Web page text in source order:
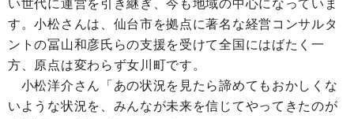
い世代に運営を引き継ぎ、今も地域の中心になっていま
す。小松さんは、仙台市を拠点に著名な経営コンサルタ
ントの冨山和彦氏らの支援を受けて全国にはばたく一
方、原点は変わらず女川町です。
小松洋介さん「あの状況を見たら諦めてもおかしくな
いような状況を、みんなが未来を信じてやってきたのが